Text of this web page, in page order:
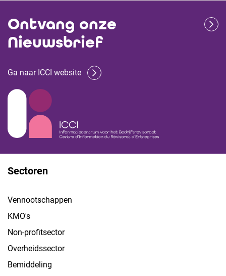
Ontvang onze
Nieuwsbrief
Ga naar ICCI website
Sectoren
Vennootschappen
KMO's
Non-profitsector
Overheidssector
Bemiddeling